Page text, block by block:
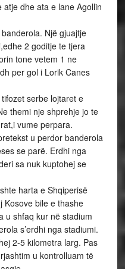
dhe ata e lane Agollin
Një gjuajtje
2 goditje te tjera
tone vetem 1 ne
per gol i Lorik Canes
serbe lojtaret e
themi nje shprehje jo te
vume perpara.
u perdor banderola
se parë. Erdhi nga
sa nuk kuptohej se
harta e Shqiperisë
Kosove bile e thashe
u shfaq kur në stadium
s’erdhi nga stadiumi.
2-5 kilometra larg. Pas
u kontrolluam të